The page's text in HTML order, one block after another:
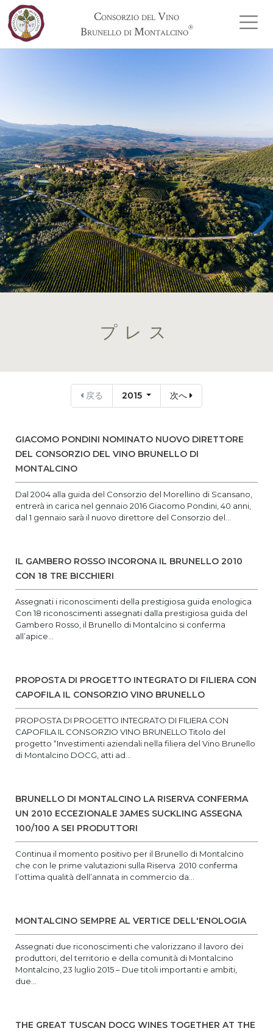
Consorzio del Vino
Brunello di Montalcino®
プレス
戻る 2015 次へ
GIACOMO PONDINI NOMINATO NUOVO DIRETTORE
DEL CONSORZIO DEL VINO BRUNELLO DI
MONTALCINO
Dal 2004 alla guida del Consorzio del Morellino di Scansano,
entrerà in carica nel gennaio 2016 Giacomo Pondini, 40 anni,
dal 1 gennaio sarà il nuovo direttore del Consorzio del...
IL GAMBERO ROSSO INCORONA IL BRUNELLO 2010
CON 18 TRE BICCHIERI
Assegnati i riconoscimenti della prestigiosa guida enologica
Con 18 riconoscimenti assegnati dalla prestigiosa guida del
Gambero Rosso, il Brunello di Montalcino si conferma
all’apice...
PROPOSTA DI PROGETTO INTEGRATO DI FILIERA CON
CAPOFILA IL CONSORZIO VINO BRUNELLO
PROPOSTA DI PROGETTO INTEGRATO DI FILIERA CON
CAPOFILA IL CONSORZIO VINO BRUNELLO Titolo del
progetto “Investimenti aziendali nella filiera del Vino Brunello
di Montalcino DOCG, atti ad...
BRUNELLO DI MONTALCINO LA RISERVA CONFERMA
UN 2010 ECCEZIONALE JAMES SUCKLING ASSEGNA
100/100 A SEI PRODUTTORI
Continua il momento positivo per il Brunello di Montalcino
che con le prime valutazioni sulla Riserva 2010 conferma
l’ottima qualità dell’annata in commercio da...
MONTALCINO SEMPRE AL VERTICE DELL'ENOLOGIA
Assegnati due riconoscimenti che valorizzano il lavoro dei
produttori, del territorio e della comunità di Montalcino
Montalcino, 23 luglio 2015 – Due titoli importanti e ambiti,
due...
THE GREAT TUSCAN DOCG WINES TOGETHER AT THE